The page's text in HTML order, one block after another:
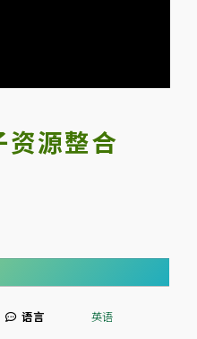
资源整合
语言 英语